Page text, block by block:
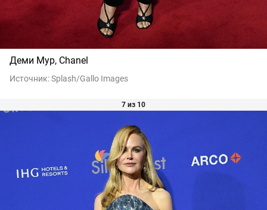
Деми Мур, Chanel
Источник:Splash/Gallo Images
7 из 10